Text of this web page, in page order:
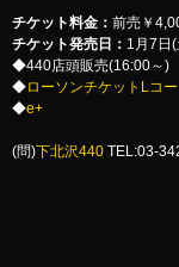
チケット料金： 前売￥
チケット発売日： 1月7日
◆440店頭販売(16:00～)
◆ローソンチケットLコ
◆e+
(問)下北沢440 TEL:03-